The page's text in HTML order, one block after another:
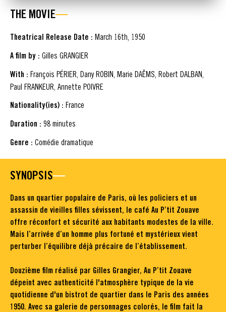
THE MOVIE
Theatrical Release Date : March 16th, 1950
A film by : Gilles GRANGIER
With : François PÉRIER, Dany ROBIN, Marie DAËMS, Robert DALBAN,
Paul FRANKEUR, Annette POIVRE
Nationality(ies) : France
Duration : 98 minutes
Genre : Comédie dramatique
SYNOPSIS
Dans un quartier populaire de Paris, où les policiers et un
assassin de vieilles filles sévissent, le café Au P’tit Zouave
offre réconfort et sécurité aux habitants modestes de la ville.
Mais l’arrivée d’un homme plus fortuné et mystérieux vient
perturber l’équilibre déjà précaire de l’établissement.
Douzième film réalisé par Gilles Grangier, Au P’tit Zouave
dépeint avec authenticité l'atmosphère typique de la vie
quotidienne d'un bistrot de quartier dans le Paris des années
1950. Avec sa galerie de personnages colorés, le film fait la